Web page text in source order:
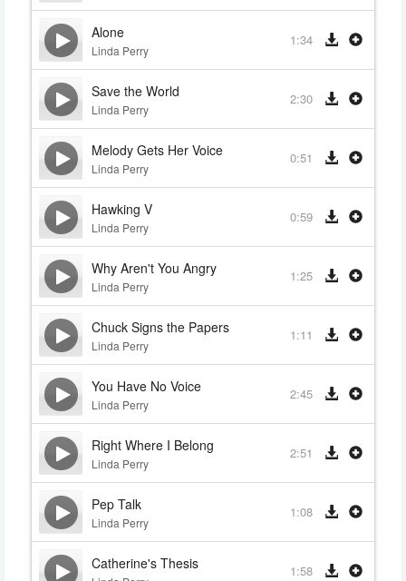
Alone
Linda Perry
1:34
Save the World
Linda Perry
2:30
Melody Gets Her Voice
Linda Perry
0:51
Hawking V
Linda Perry
0:59
Why Aren't You Angry
Linda Perry
1:25
Chuck Signs the Papers
Linda Perry
1:11
You Have No Voice
Linda Perry
2:45
Right Where I Belong
Linda Perry
2:51
Pep Talk
Linda Perry
1:08
Catherine's Thesis 1:58